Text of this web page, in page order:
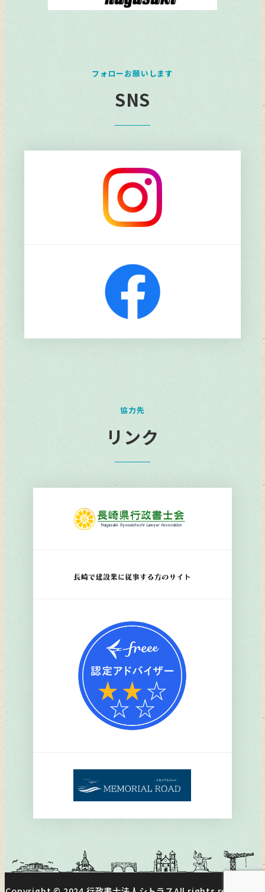
フォローお願いします
SNS
協力先
リンク